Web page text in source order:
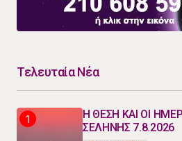
Τελευταία Νέα
Η ΘΕΣΗ ΚΑΙ ΟΙ
ΣΕΛΗΝΗΣ 7.8.2026